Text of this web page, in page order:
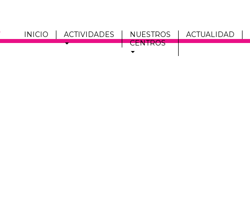
INICIO ACTIVIDADES
NUESTROS
CENTROS
ACTUALIDAD